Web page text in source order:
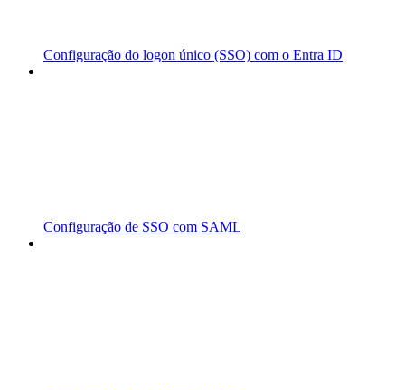
Configuração do logon único (SSO) com o Entra ID
Configuração de SSO com SAML